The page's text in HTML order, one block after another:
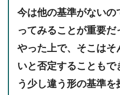
今は他の基準がないの
ってみることが重要だ
やった上で、そこはそ
いと否定することもで
う少し違う形の基準を